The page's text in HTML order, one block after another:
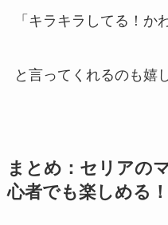
「キラキラしてる！か
と言ってくれるのも嬉
まとめ：セリアの
心者でも楽しめる！